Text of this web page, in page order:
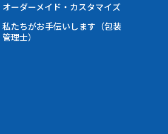
オーダーメイド・カスタマイズ
私たちがお手伝いします（包装
管理士）